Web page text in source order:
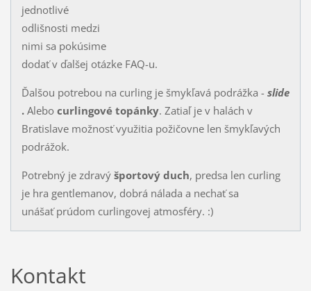
jednotlivé
odlišnosti medzi
nimi sa pokúsime
dodať v ďalšej otázke FAQ-u.
Ďalšou potrebou na curling je šmykľavá podrážka - slide
. Alebo curlingové topánky. Zatiaľ je v halách v
Bratislave možnosť využitia požičovne len šmykľavých
podrážok.
Potrebný je zdravýšportový duch, predsa len curling
je hra gentlemanov, dobrá nálada a nechať sa
unášať prúdom curlingovej atmosféry. :)
Kontakt